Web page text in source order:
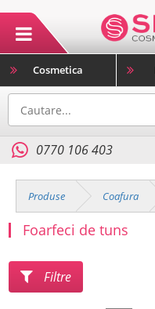
Cosmetica
0770 106 403
Produse Coafura
Foarfeci de tuns
Filtre